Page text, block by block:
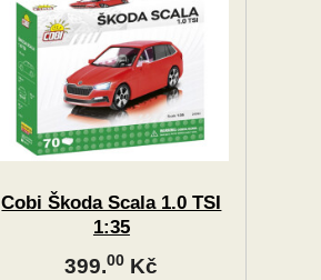
Cobi Škoda Scala 1.0 TSI
1:35
399.00 Kč